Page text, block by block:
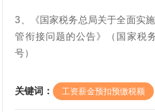
3、《国家税务总局关于全面实
管衔接问题的公告》（国家税
号）
关键词： 工资薪金预扣预缴税额